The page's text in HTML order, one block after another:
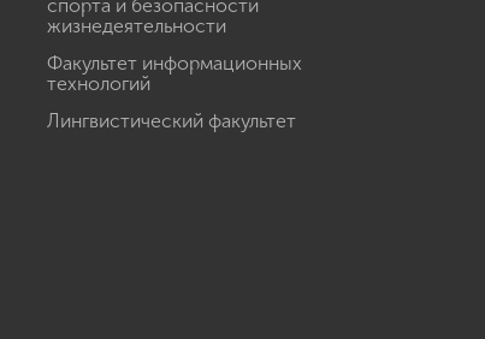
спорта и безопасности
жизнедеятельности
Факультет информационных
технологий
Лингвистический факультет